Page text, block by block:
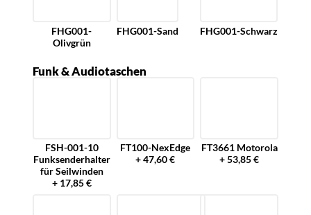
FHG001-
Olivgrün
FHG001-Sand FHG001-Schwarz
Funk & Audiotaschen
FSH-001-10
Funksenderhalter
für Seilwinden
+ 17,85 €
FT100-NexEdge
+ 47,60 €
FT3661 Motorola
+ 53,85 €